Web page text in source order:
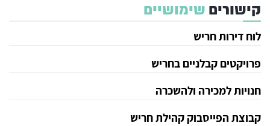
קישורים שימושיים
לוח דירות חריש
פרויקטים קבלניים בחריש
חנויות למכירה ולהשכרה
קבוצת הפייסבוק קהילת חריש